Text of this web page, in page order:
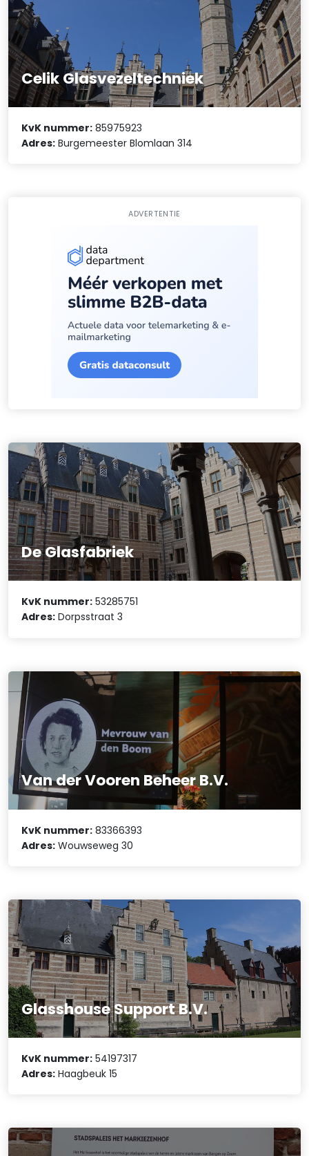
Celik Glasvezeltechniek
KvK nummer: 85975923
Adres: Burgemeester Blomlaan 314
ADVERTENTIE
De Glasfabriek
KvK nummer: 53285751
Adres: Dorpsstraat 3
Van der Vooren Beheer B.V.
KvK nummer: 83366393
Adres: Wouwseweg 30
Glasshouse Support B.V.
KvK nummer: 54197317
Adres: Haagbeuk 15